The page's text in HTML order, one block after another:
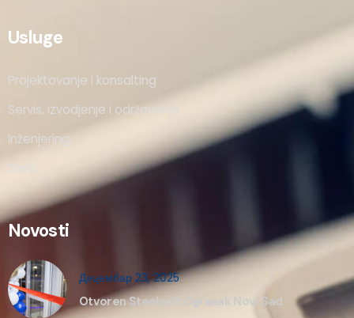
Usluge
Projektovanje i konsalting
Servis, izvodjenje i održavanje
Inženjering
Shop
Novosti
Децембар 23, 2025
Otvoren Steelsoft Ogranak Novi Sad